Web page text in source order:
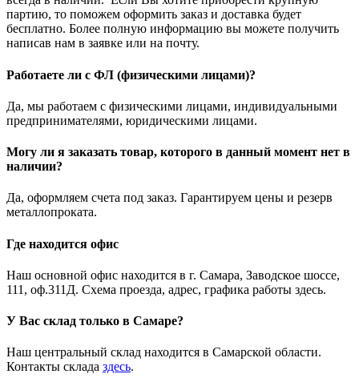
партию, то поможем оформить заказ и доставка будет
бесплатно. Более полную информацию вы можете получить
написав нам в заявке или на почту.
Работаете ли с ФЛ (физическими лицами)?
Да, мы работаем с физическими лицами, индивидуальными
предпринимателями, юридическими лицами.
Могу ли я заказать товар, которого в данный момент нет в
наличии?
Да, оформляем счета под заказ. Гарантируем цены и резерв
металлопроката.
Где находится офис
Наш основной офис находится в г. Самара, Заводское шоссе,
111, оф.311Д. Схема проезда, адрес, графика работы здесь.
У Вас склад только в Самаре?
Наш центральный склад находится в Самарской области.
Контакты склада здесь.